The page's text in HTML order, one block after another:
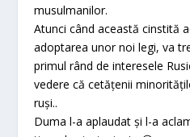
musulmanilor.
Atunci când această cinstită
adoptarea unor noi legi, va
primul rând de interesele
vedere că cetățenii
ruși..
Duma l-a aplaudat și l-a